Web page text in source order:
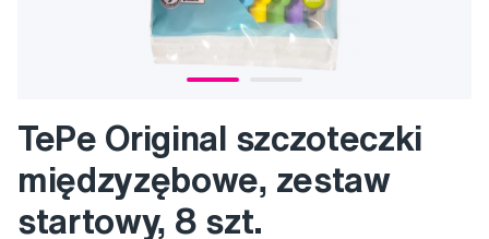
TePe Original szczoteczki
międzyzębowe, zestaw
startowy, 8 szt.